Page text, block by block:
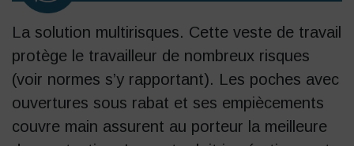
La solution multirisques. Cette veste de travail
protège le travailleur de nombreux risques
(voir normes s’y rapportant). Les poches avec
ouvertures sous rabat et ses empiècements
couvre main assurent au porteur la meilleure